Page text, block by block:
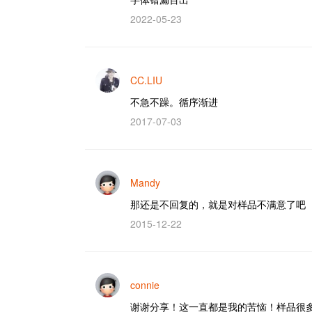
2022-05-23
CC.LIU
不急不躁。循序渐进
2017-07-03
Mandy
那还是不回复的，就是对样品不满意了吧
2015-12-22
connie
谢谢分享！这一直都是我的苦恼！样品很